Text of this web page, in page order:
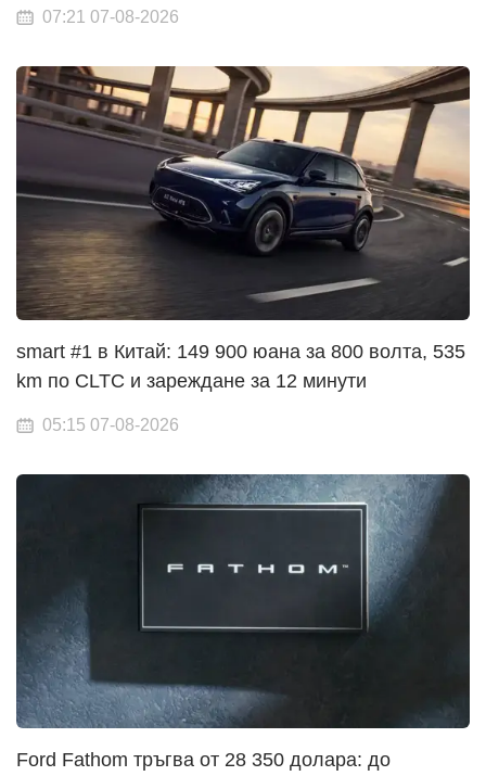
07:21 07-08-2026
smart #1 в Китай: 149 900 юана за 800 волта, 535
km по CLTC и зареждане за 12 минути
05:15 07-08-2026
Ford Fathom тръгва от 28 350 долара: до